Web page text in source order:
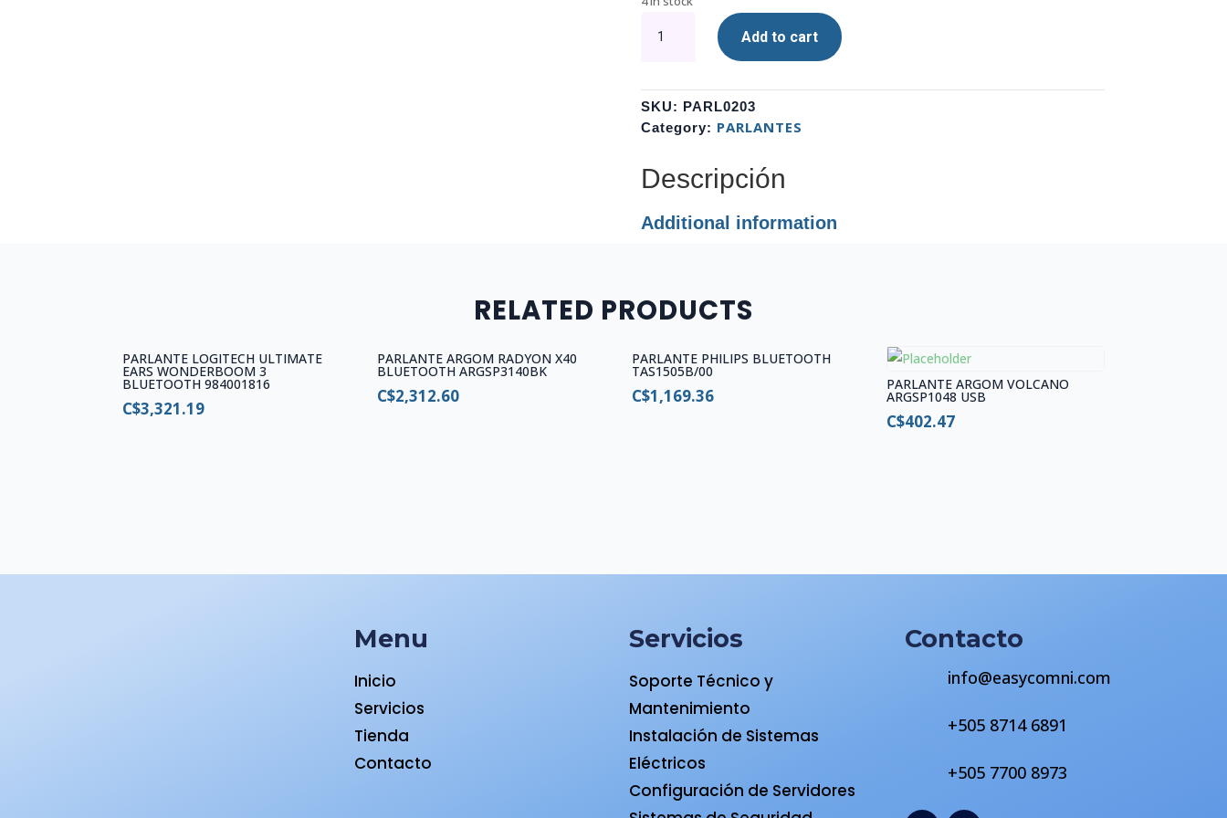
THONET
VERTRAG
BT
HK096-
03569
quantity
Add to cart
SKU: PARL0203
Category: PARLANTES
Descripción
Additional information
RELATED PRODUCTS
PARLANTE LOGITECH ULTIMATE
EARS WONDERBOOM 3
BLUETOOTH 984001816
C$3,321.19
PARLANTE ARGOM RADYON X40
BLUETOOTH ARGSP3140BK
C$2,312.60
PARLANTE PHILIPS BLUETOOTH
TAS1505B/00
C$1,169.36
PARLANTE ARGOM VOLCANO
ARGSP1048 USB
C$402.47
Menu
Inicio
Servicios
Tienda
Contacto
Servicios
Soporte Técnico y
Mantenimiento
Instalación de Sistemas
Eléctricos
Configuración de Servidores
Contacto
info@easycomni.com
+505 8714 6891
+505 7700 8973